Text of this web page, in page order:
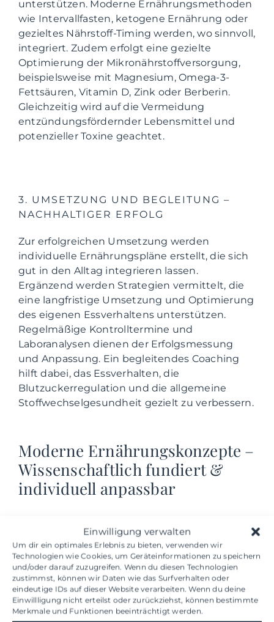
Einwilligung verwalten
Um dir ein optimales Erlebnis zu bieten, verwenden wir
Technologien wie Cookies, um Geräteinformationen zu speichern
und/oder darauf zuzugreifen. Wenn du diesen Technologien
zustimmst, können wir Daten wie das Surfverhalten oder
eindeutige IDs auf dieser Website verarbeiten. Wenn du deine
Einwillligung nicht erteilst oder zurückziehst, können bestimmte
Merkmale und Funktionen beeinträchtigt werden.
unterstützen. Moderne Ernährungsmethoden
wie Intervallfasten, ketogene Ernährung oder
gezieltes Nährstoff-Timing werden, wo sinnvoll,
integriert. Zudem erfolgt eine gezielte
Optimierung der Mikronährstoffversorgung,
beispielsweise mit Magnesium, Omega-3-
Fettsäuren, Vitamin D, Zink oder Berberin.
Gleichzeitig wird auf die Vermeidung
entzündungsfördernder Lebensmittel und
potenzieller Toxine geachtet.
3. UMSETZUNG UND BEGLEITUNG –
NACHHALTIGER ERFOLG
Zur erfolgreichen Umsetzung werden
individuelle Ernährungspläne erstellt, die sich
gut in den Alltag integrieren lassen.
Ergänzend werden Strategien vermittelt, die
eine langfristige Umsetzung und Optimierung
des eigenen Essverhaltens unterstützen.
Regelmäßige Kontrolltermine und
Laboranalysen dienen der Erfolgsmessung
und Anpassung. Ein begleitendes Coaching
hilft dabei, das Essverhalten, die
Blutzuckerregulation und die allgemeine
Stoffwechselgesundheit gezielt zu verbessern.
Moderne Ernährungskonzepte –
Wissenschaftlich fundiert &
individuell anpassbar
Low-Carb & ketogene
Ernährungfür Fettverbrennung,
mentale Klarheit &
Stoffwechseloptimierung
Intervallfasten &